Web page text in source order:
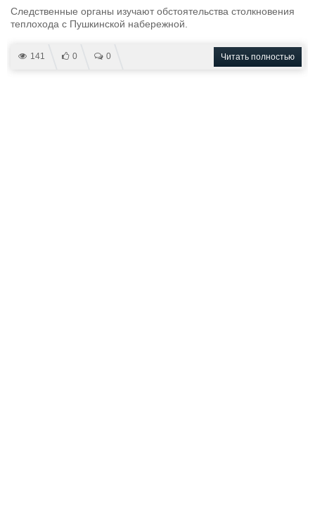
Следственные органы изучают обстоятельства столкновения
теплохода с Пушкинской набережной.
141 0 0 Читать полностью